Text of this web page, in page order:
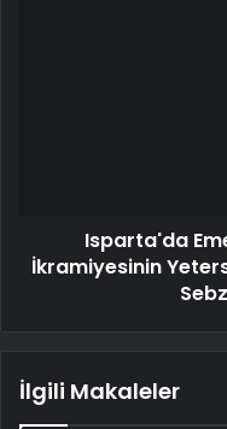
Isparta'da
İkramiyesinin
İlgili Makaleler